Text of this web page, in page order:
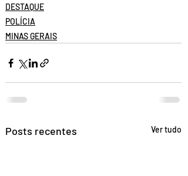
DESTAQUE
POLÍCIA
MINAS GERAIS
Posts recentes Ver tudo